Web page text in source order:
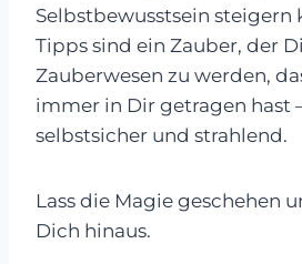
Selbstbewusstsein steigern
Tipps sind ein Zauber, der
Zauberwesen zu werden,
immer in Dir getragen hast
selbstsicher und strahlend.
Lass die Magie geschehen
Dich hinaus.